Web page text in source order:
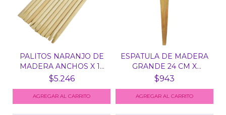
PALITOS NARANJO DE
MADERA ANCHOS X 12
UN...
$5.246
ESPATULA DE MADERA
GRANDE 24 CM X
UNIDAD
$943